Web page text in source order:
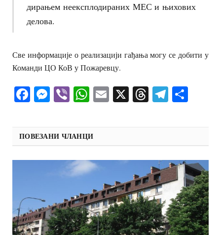
дирањем неексплодираних МЕС и њихових
делова.
Све информације о реализацији гађања могу се добити у
Команди ЦО КоВ у Пожаревцу.
Facebook
Messenger
ViberWhatsApp
Email
X Threads
ПОВЕЗАНИ ЧЛАНЦИ